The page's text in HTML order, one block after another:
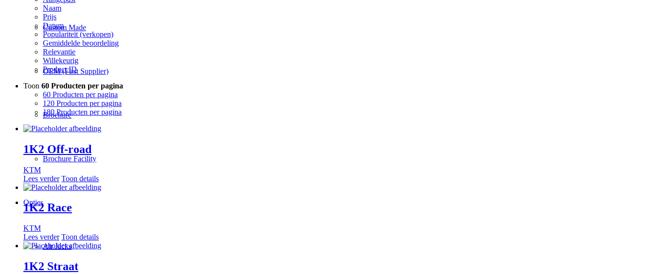
Custom Made
OEM (First Supplier)
Brochure
Brochure Facility
Opties
Air Jacks
Naam
Prijs
Datum
Populariteit (verkopen)
Gemiddelde beoordeling
Relevantie
Willekeurig
Product ID
Toon 60 Producten per pagina
60 Producten per pagina
120 Producten per pagina
180 Producten per pagina
1K2 Off-road
KTM
Lees verder Toon details
1K2 Race
KTM
Lees verder Toon details
1K2 Straat